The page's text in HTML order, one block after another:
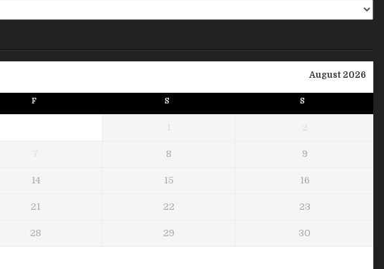
August 2026
F S S
1 2
7 8 9
14 15 16
21 22 23
28 29 30